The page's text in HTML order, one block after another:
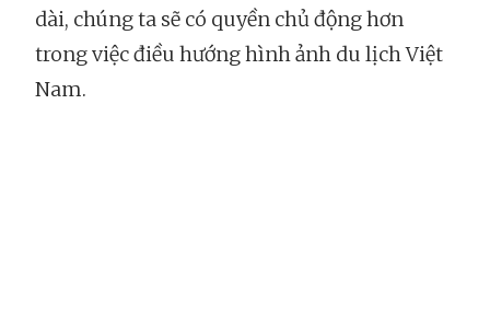
dài, chúng ta sẽ có quyền chủ động hơn
trong việc điều hướng hình ảnh du lịch Việt
Nam.